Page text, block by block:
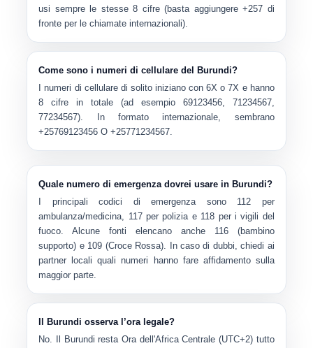
usi sempre le stesse 8 cifre (basta aggiungere+257 di
fronte per le chiamate internazionali).
Come sono i numeri di cellulare del Burundi?
I numeri di cellulare di solito iniziano con6X o 7X e hanno
8 cifre in totale (ad esempio 69123456, 71234567,
77234567). In formato internazionale, sembrano
+25769123456 O+25771234567.
Quale numero di emergenza dovrei usare in Burundi?
I principali codici di emergenza sono 112 per
ambulanza/medicina, 117per polizia e 118 per i vigili del
fuoco. Alcune fonti elencano anche 116(bambino
supporto) e 109 (Croce Rossa). In caso di dubbi, chiedi ai
partner locali quali numeri hanno fare affidamento sulla
maggior parte.
Il Burundi osserva l’ora legale?
No. Il Burundi resta Ora dell'Africa Centrale (UTC+2)tutto